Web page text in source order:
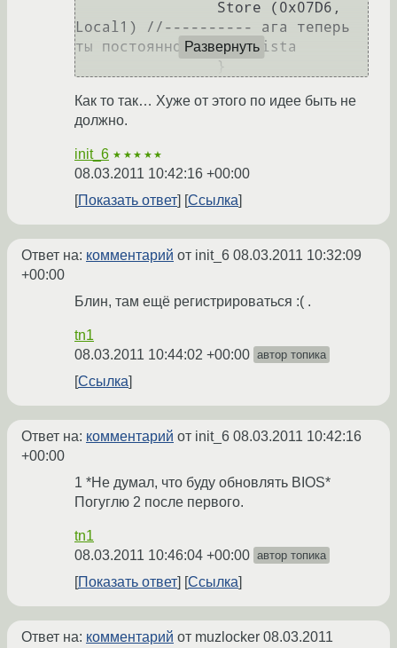
Local1) //---------- ага теперь
ты постоянно Window Vista
                }
Развернуть
Как то так… Хуже от этого по идее быть не
должно.
init_6 ★★★★★
08.03.2011 10:42:16 +00:00
Показать ответ
Ссылка
Ответ на: комментарий от init_6 08.03.2011 10:32:09
+00:00
Блин, там ещё регистрироваться :( .
tn1
08.03.2011 10:44:02 +00:00 автор топика
Ссылка
Ответ на: комментарий от init_6 08.03.2011 10:42:16
+00:00
1 *Не думал, что буду обновлять BIOS*
Погуглю 2 после первого.
tn1
08.03.2011 10:46:04 +00:00 автор топика
Показать ответ Ссылка
Ответ на: комментарий от muzlocker 08.03.2011